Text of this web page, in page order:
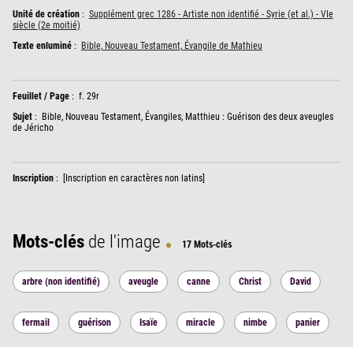
Unité de création: Supplément grec 1286 - Artiste non identifié - Syrie (et al.) - VIe
siècle (2e moitié)
Texte enluminé: Bible, Nouveau Testament, Évangile de Mathieu
Feuillet / Page: f. 29r
Sujet:
Bible, Nouveau Testament, Évangiles, Matthieu : Guérison des deux aveugles
de Jéricho
Inscription: [Inscription en caractères non latins]
Mots-clésde l'image 17 Mots-clés
arbre (non identifié) aveugle canne Christ David
fermail guérison Isaïe miracle nimbe panier